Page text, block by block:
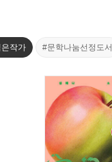
작가 #문학나눔선정도서